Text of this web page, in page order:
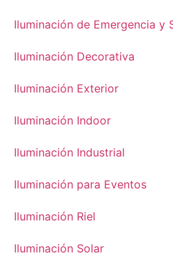
Iluminación de Emergencia y
Iluminación Decorativa
Iluminación Exterior
Iluminación Indoor
Iluminación Industrial
Iluminación para Eventos
Iluminación Riel
Iluminación Solar